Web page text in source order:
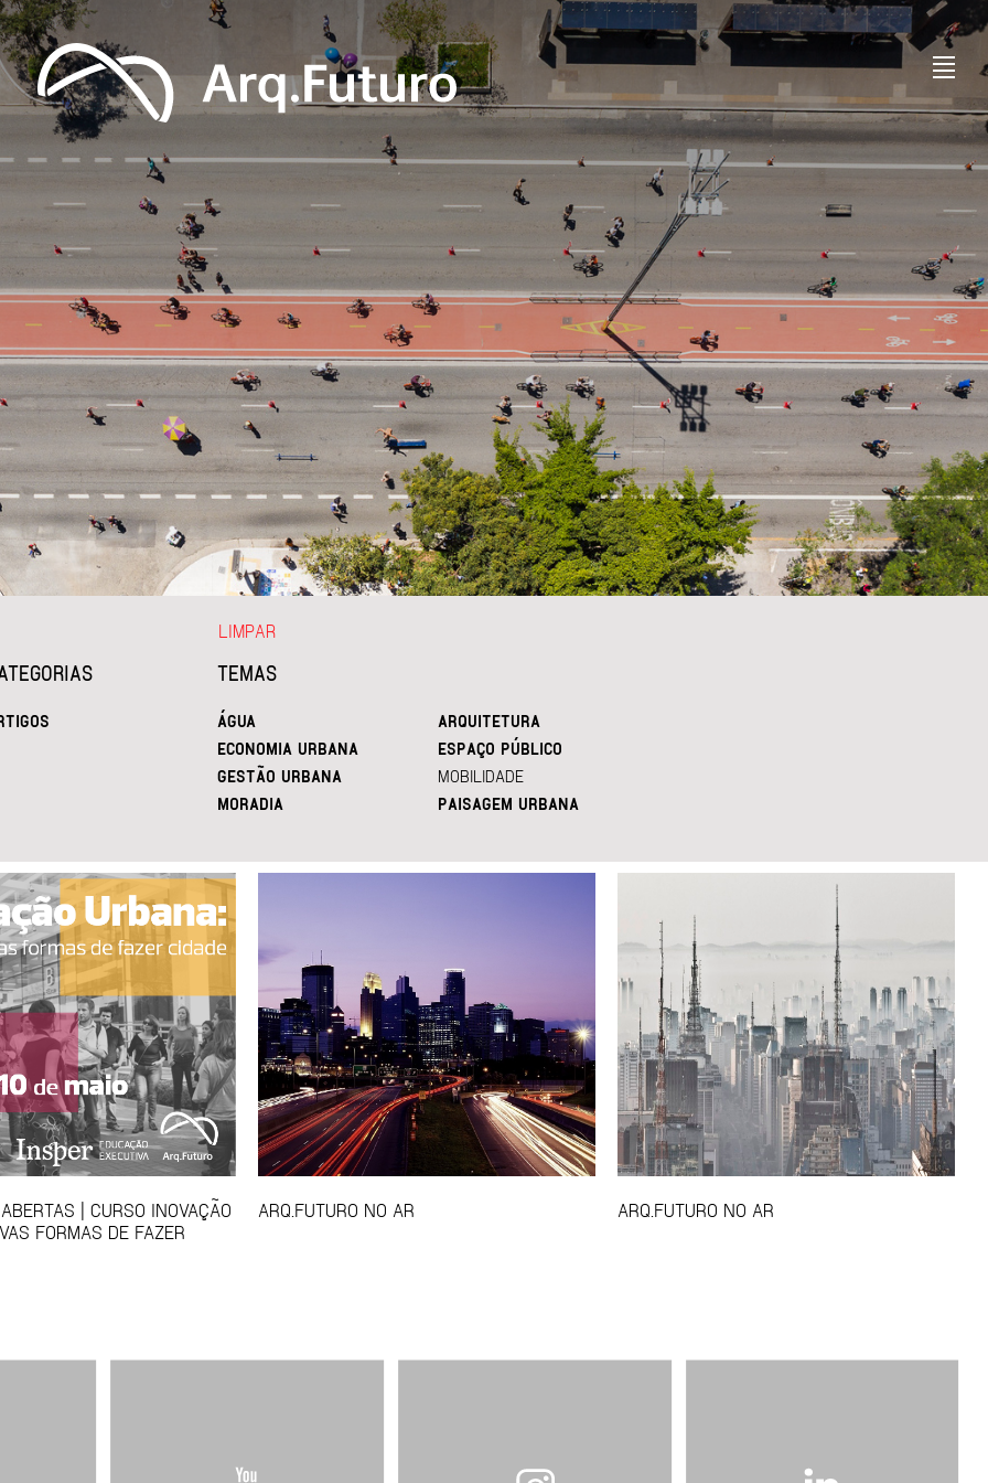
TEMAS
ÁGUA
ARQUITETURA
ECONOMIA URBANA
ESPAÇO PÚBLICO
GESTÃO URBANA
MOBILIDADE
MORADIA
PAISAGEM URBANA
LIMPAR
| CURSO INOVAÇÃO
FORMAS DE FAZER
ARQ.FUTURO NO AR ARQ.FUTURO NO AR